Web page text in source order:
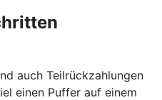
auch Teilrückzahlungen
einen Puffer auf einem